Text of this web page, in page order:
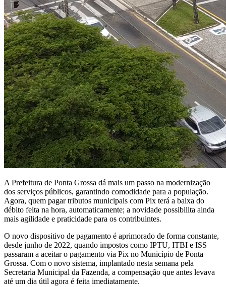
A Prefeitura de Ponta Grossa dá mais um passo na modernização
dos serviços públicos, garantindo comodidade para a população.
Agora, quem pagar tributos municipais com Pix terá a baixa do
débito feita na hora, automaticamente; a novidade possibilita ainda
mais agilidade e praticidade para os contribuintes.
O novo dispositivo de pagamento é aprimorado de forma constante,
desde junho de 2022, quando impostos como IPTU, ITBI e ISS
passaram a aceitar o pagamento via Pix no Município de Ponta
Grossa. Com o novo sistema, implantado nesta semana pela
Secretaria Municipal da Fazenda, a compensação que antes levava
até um dia útil agora é feita imediatamente.